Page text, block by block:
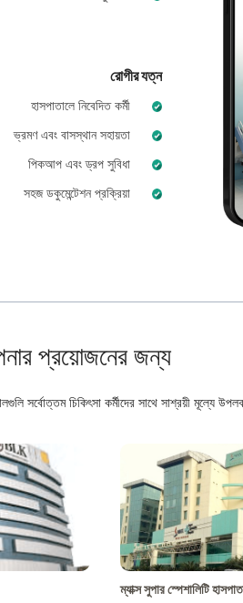
রোগীর যত্ন
হাসপাতালে নিবেদিত কর্মী
ভ্রমণ এবং বাসস্থান সহায়তা
পিকআপ এবং ড্রপ সুবিধা
সহজ ডকুমেন্টেশন প্রক্রিয়া
প্রয়োজনের জন্য
সর্বোত্তম চিকিৎসা কর্মীদের সাথে সাশ্রয়ী মূল্যে
ম্যাক্স সুপার স্পেশালিটি